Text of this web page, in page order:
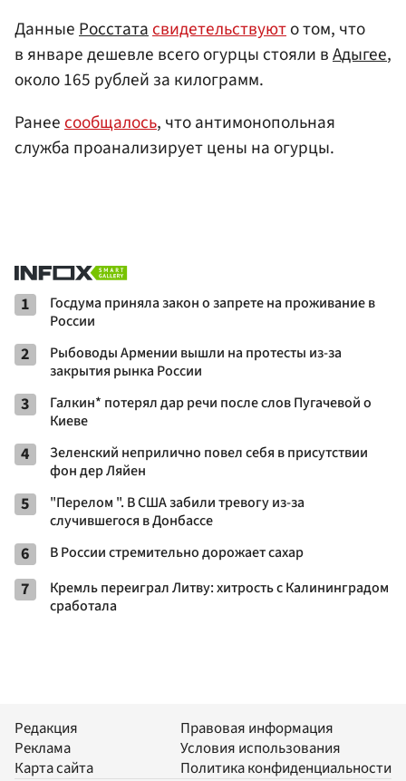
ДанныеРосстатасвидетельствуюто том, что
в январе дешевле всего огурцы стояли вАдыгее,
около 165 рублей за килограмм.
Ранеесообщалось, что антимонопольная
служба проанализирует цены на огурцы.
1
Госдума приняла закон о запрете на проживание в
России
2
Рыбоводы Армении вышли на протесты из-за
закрытия рынка России
3
Галкин* потерял дар речи после слов Пугачевой о
Киеве
4
Зеленский неприлично повел cебя в присутствии
фон дер Ляйен
5
"Перелом ". В США забили тревогу из-за
случившегося в Донбассе
6 В России стремительно дорожает сахар
7
Кремль переиграл Литву: хитрость с Калининградом
сработала
Редакция
Реклама
Карта сайта
Правовая информация
Условия использования
Политика конфиденциальности